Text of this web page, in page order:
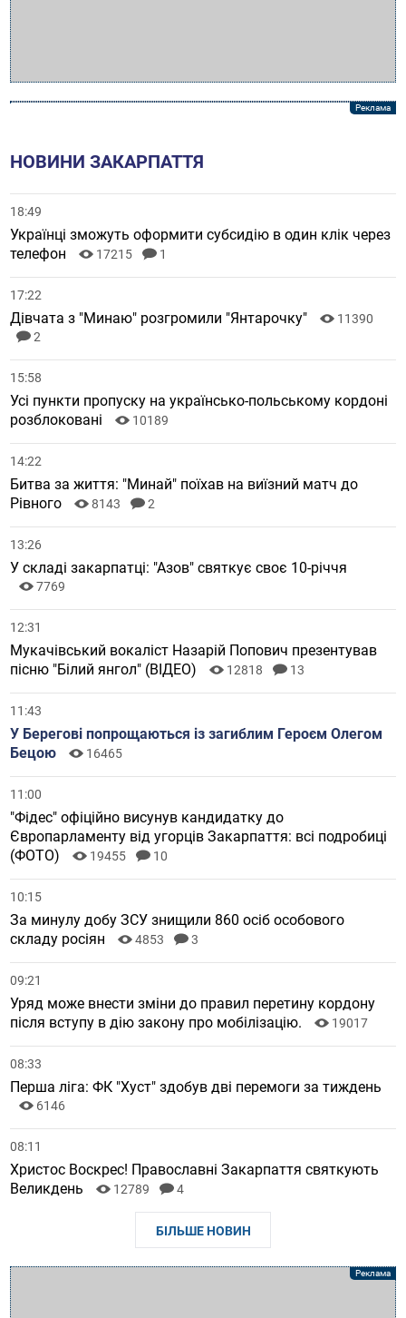
НОВИНИ ЗАКАРПАТТЯ
18:49
Українці зможуть оформити субсидію в один клік через
телефон
17215 1
17:22
Дівчата з "Минаю" розгромили "Янтарочку"
11390
2
15:58
Усі пункти пропуску на українсько-польському кордоні
розблоковані
10189
14:22
Битва за життя: "Минай" поїхав на виїзний матч до
Рівного
8143 2
13:26
У складі закарпатці: "Азов" святкує своє 10-річчя
7769
12:31
Мукачівський вокаліст Назарій Попович презентував
пісню "Білий янгол" (ВІДЕО)
12818 13
11:43
У Берегові попрощаються із загиблим Героєм Олегом
Бецою
16465
11:00
"Фідес" офіційно висунув кандидатку до
Європарламенту від угорців Закарпаття: всі подробиці
(ФОТО)
19455 10
10:15
За минулу добу ЗСУ знищили 860 осіб особового
складу росіян
4853 3
09:21
Уряд може внести зміни до правил перетину кордону
після вступу в дію закону про мобілізацію.
19017
08:33
Перша ліга: ФК "Хуст" здобув дві перемоги за тиждень
6146
08:11
Христос Воскрес! Православні Закарпаття святкують
Великдень
12789 4
БІЛЬШЕ НОВИН